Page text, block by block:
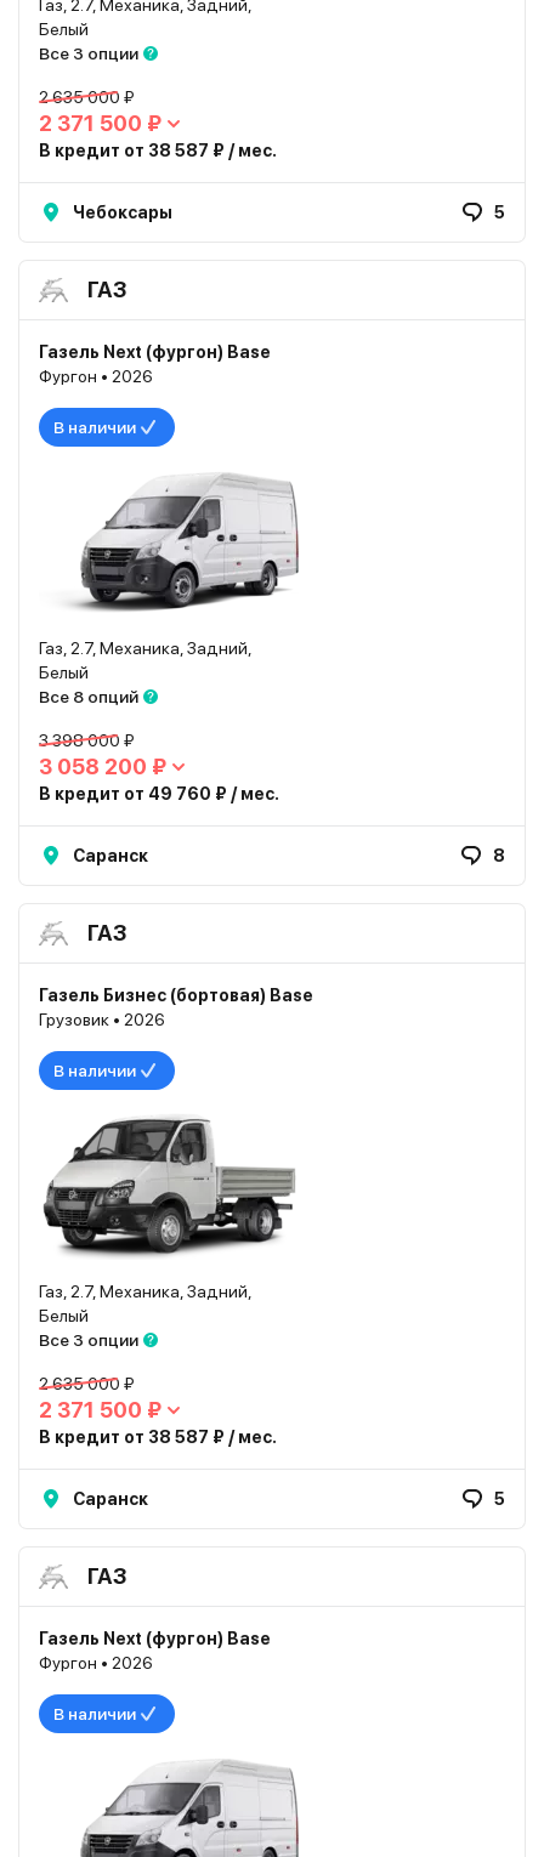
Газ, 2.7, Механика, Задний,
Белый
Все 3 опции
2 635 000 ₽
2 371 500 ₽
В кредит от 38 587 ₽ / мес.
Чебоксары 5
ГАЗ
Газель Next (фургон) Base
Фургон • 2026
В наличии
Газ, 2.7, Механика, Задний,
Белый
Все 8 опций
3 398 000 ₽
3 058 200 ₽
В кредит от 49 760 ₽ / мес.
Саранск 8
ГАЗ
Газель Бизнес (бортовая) Base
Грузовик • 2026
В наличии
Газ, 2.7, Механика, Задний,
Белый
Все 3 опции
2 635 000 ₽
2 371 500 ₽
В кредит от 38 587 ₽ / мес.
Саранск 5
ГАЗ
Газель Next (фургон) Base
Фургон • 2026
В наличии